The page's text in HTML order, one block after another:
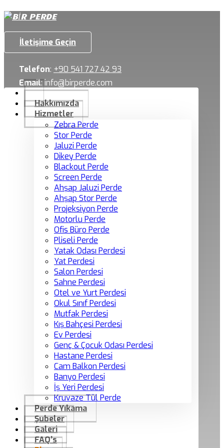
İletişime Geçin
Telefon: +90 541 727 42 93
Email:info@birperde.com
Hakkımızda
Hizmetler
Zebra Perde
Stor Perde
Jaluzi Perde
Dikey Perde
Blackout Perde
Screen Perde
Ahşap Jaluzi Perde
Ahşap Stor Perde
Projeksiyon Perde
Motorlu Perde
Ofis Büro Perde
Pliseli Perde
Yatak Odası Perdesi
Yat Perdesi
Salon Perdesi
Sahne Perdesi
Otel ve Yurt Perdesi
Okul Sınıf Perdesi
Mutfak Perdesi
Kış Bahçesi Perdesi
Ev Perdesi
Genç & Çocuk Odası Perdesi
Hastane Perdesi
Cam Balkon Perdesi
Banyo Perdesi
İş Yeri Perdesi
Kruvaze Tül Perde
Perde Yıkama
Şubeler
Galeri
FAQ’s